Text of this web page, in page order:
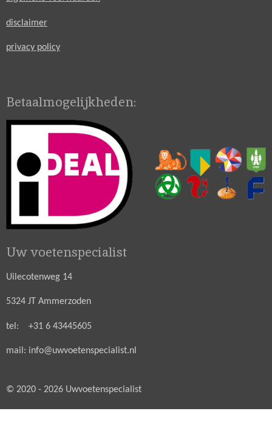
disclaimer
privacy policy
Betaalmogelijkheden:
Uw voetenspecialist
Uilecotenweg 14
5324 JT Ammerzoden
tel: +31 6 43445605
mail: info@uwvoetenspecialist.nl
© 2020 - 2026 Uwvoetenspecialist